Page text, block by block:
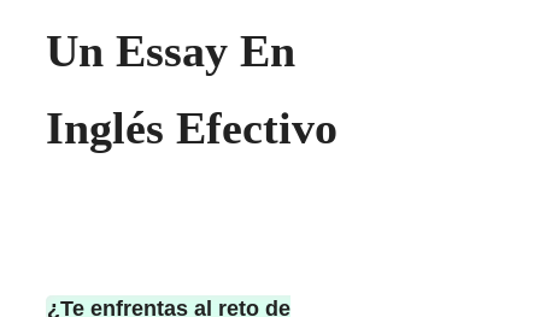
Un Essay En
Inglés Efectivo
¿Te enfrentas al reto de